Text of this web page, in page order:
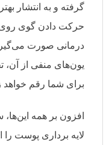
گرفته و به انتشار
حرکت دادن گوی روی
درمانی صورت
یون‌های منفی از آن،
برای شما رقم خواهد
افزون بر همه
لایه برداری پوست را